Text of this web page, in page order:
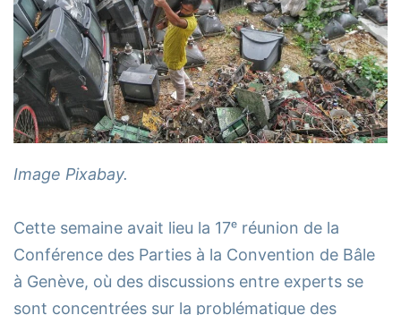
Image Pixabay.
Cette semaine avait lieu la 17ᵉ réunion de la
Conférence des Parties à la Convention de Bâle
à Genève, où des discussions entre experts se
sont concentrées sur la problématique des